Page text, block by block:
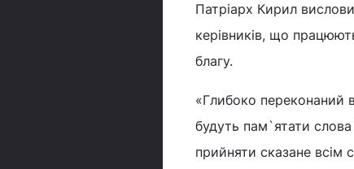
Патріарх Кирил
керівників, що
благу.
«Глибоко переконаний
будуть пам`ятати
прийняти сказане всім